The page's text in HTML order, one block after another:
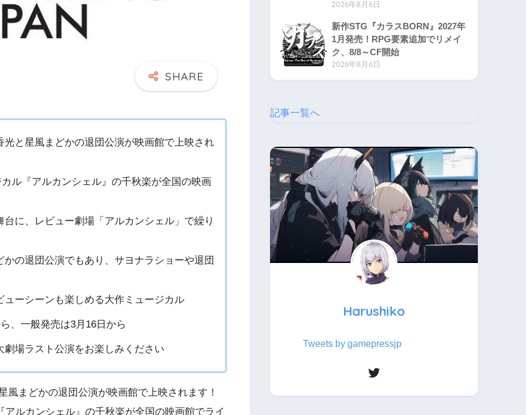
と星風まどかの退団公演が映画館で上映され
ル『アルカンシェル』の千秋楽が全国の映画
に、レビュー劇場「アルカンシェル」で繰り
の退団公演でもあり、サヨナラショーや退団
ーシーンも楽しめる大作ミュージカル
、一般発売は3月16日から
場ラスト公演をお楽しみください
まどかの退団公演が映画館で上映されます！
ルカンシェル』の千秋楽が全国の映画館でライ
2026年8月6日
新作STG『カラスBORN』2027年
1月発売！RPG要素追加でリメイ
ク、8/8～CF開始
2026年8月6日
記事一覧へ
Harushiko
Tweets by gamepressjp